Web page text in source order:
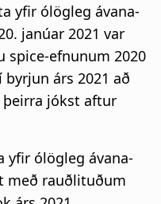
yfir ólögleg ávana-
janúar 2021 var
spice-efnunum 2020
árs 2021 að
jókst aftur
yfir ólögleg ávana-
með rauðlituðum